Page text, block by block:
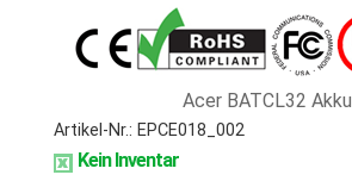
Acer BATCL32 Akku
Artikel-Nr.: EPCE018_002
Kein Inventar